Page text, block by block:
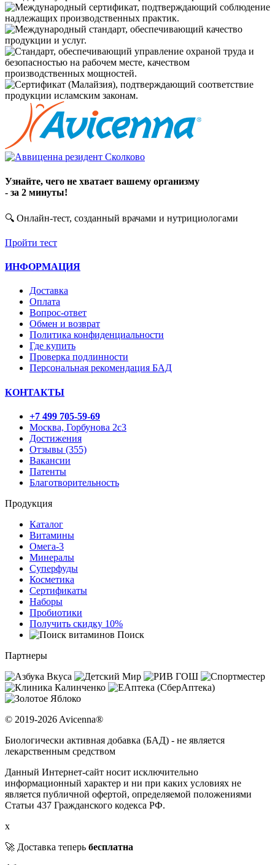
Узнайте, чего не хватает вашему организму
- за 2 минуты!
🔍 Онлайн-тест, созданный врачами и нутрициологами
Пройти тест
ИНФОРМАЦИЯ
Доставка
Оплата
Вопрос-ответ
Обмен и возврат
Политика конфиденциальности
Где купить
Проверка подлинности
Персональная рекомендация БАД
КОНТАКТЫ
+7 499 705-59-69
Москва, Горбунова 2с3
Достижения
Отзывы (355)
Вакансии
Патенты
Благотворительность
Продукция
Каталог
Витамины
Омега-3
Минералы
Суперфуды
Косметика
Сертификаты
Наборы
Пробиотики
Получить скидку 10%
Поиск
Партнеры
© 2019-2026 Avicenna®
Биологически активная добавка (БАД) - не является
лекарственным средством
Данный Интернет-сайт носит исключительно
информационный характер и ни при каких условиях не
является публичной офертой, определяемой положениями
Статьи 437 Гражданского кодекса РФ.
x
🚀 Доставка теперь бесплатна